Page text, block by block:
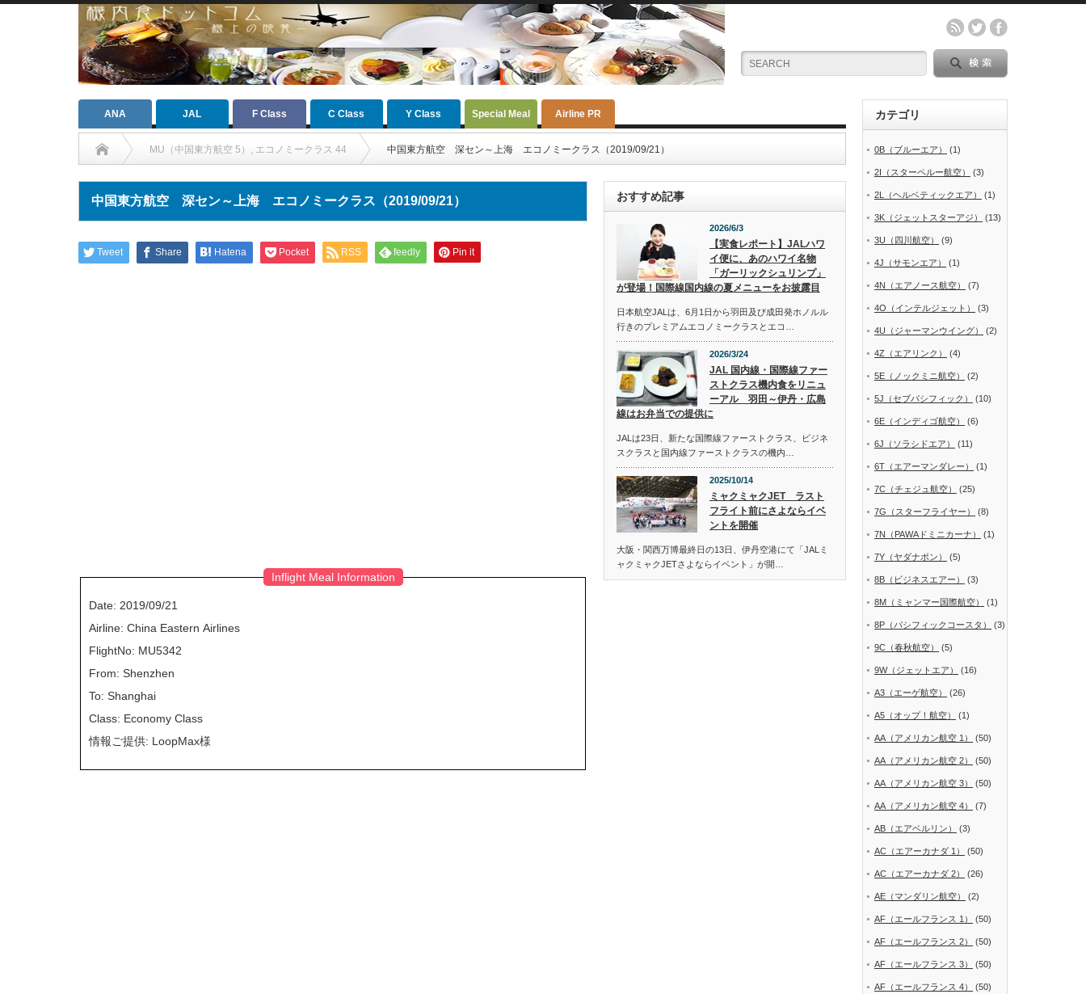
ANA JAL F Class C Class Y Class Special Meal Airline PR
MU（中国東方航空 5） , エコノミークラス 44 中国東方航空 深セン～上海 エコノミークラス（2019/09/21）
中国東方航空 深セン～上海 エコノミークラス（2019/09/21）
Tweet Share Hatena Pocket RSS feedly Pin it
Inflight Meal Information
Date: 2019/09/21
Airline: China Eastern Airlines
FlightNo: MU5342
From: Shenzhen
To: Shanghai
Class: Economy Class
情報ご提供: LoopMax様
おすすめ記事
2026/6/3
【実食レポート】JALハワ
イ便に、あのハワイ名物
「ガーリックシュリンプ」
が登場！国際線国内線の夏メニューをお披露目
日本航空JALは、6月1日から羽田及び成田発ホノルル
行きのプレミアムエコノミークラスとエコ…
2026/3/24
JAL 国内線・国際線ファー
ストクラス機内食をリニュ
ーアル 羽田～伊丹・広島
線はお弁当での提供に
JALは23日、新たな国際線ファーストクラス、ビジネ
スクラスと国内線ファーストクラスの機内…
2025/10/14
ミャクミャクJET ラスト
フライト前にさよならイベ
ントを開催
大阪・関西万博最終日の13日、伊丹空港にて「JALミ
ャクミャクJETさよならイベント」が開…
カテゴリ
0B（ブルーエア） (1)
2I（スターペルー航空） (3)
2L（ヘルベティックエア） (1)
3K（ジェットスターアジ） (13)
3U（四川航空） (9)
4J（サモンエア） (1)
4N（エアノース航空） (7)
4O（インテルジェット） (3)
4U（ジャーマンウイング） (2)
4Z（エアリンク） (4)
5E（ノックミニ航空） (2)
5J（セブパシフィック） (10)
6E（インディゴ航空） (6)
6J（ソラシドエア） (11)
6T（エアーマンダレー） (1)
7C（チェジュ航空） (25)
7G（スターフライヤー） (8)
7N（PAWAドミニカーナ） (1)
7Y（ヤダナポン） (5)
8B（ビジネスエアー） (3)
8M（ミャンマー国際航空） (1)
8P（パシフィックコースタ） (3)
9C（春秋航空） (5)
9W（ジェットエア） (16)
A3（エーゲ航空） (26)
A5（オップ！航空） (1)
AA（アメリカン航空 1） (50)
AA（アメリカン航空 2） (50)
AA（アメリカン航空 3） (50)
AA（アメリカン航空 4） (7)
AB（エアベルリン） (3)
AC（エアーカナダ 1） (50)
AC（エアーカナダ 2） (26)
AE（マンダリン航空） (2)
AF（エールフランス 1） (50)
AF（エールフランス 2） (50)
AF（エールフランス 3） (50)
AF（エールフランス 4） (50)